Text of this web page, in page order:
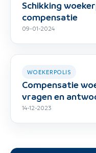
Schikking
compensatie
09-01-2024
WOEKERPOLIS
Compensatie
vragen en
14-12-2023